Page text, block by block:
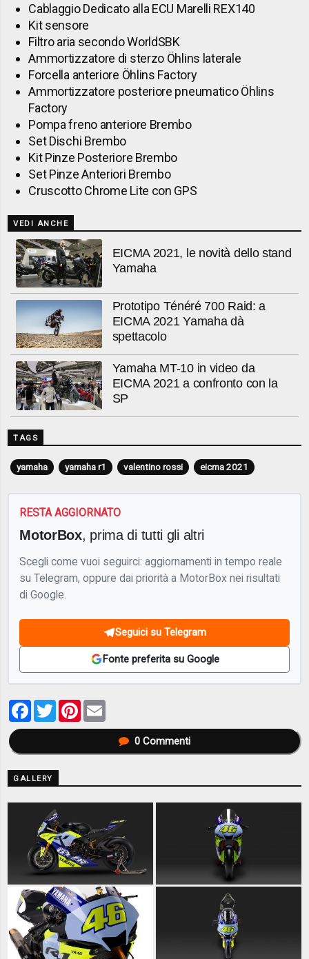
Cablaggio Dedicato alla ECU Marelli REX140
Kit sensore
Filtro aria secondo WorldSBK
Ammortizzatore di sterzo Öhlins laterale
Forcella anteriore Öhlins Factory
Ammortizzatore posteriore pneumatico Öhlins
Factory
Pompa freno anteriore Brembo
Set Dischi Brembo
Kit Pinze Posteriore Brembo
Set Pinze Anteriori Brembo
Cruscotto Chrome Lite con GPS
VEDI ANCHE
EICMA 2021, le novità dello stand
Yamaha
Prototipo Ténéré 700 Raid: a
EICMA 2021 Yamaha dà
spettacolo
Yamaha MT-10 in video da
EICMA 2021 a confronto con la
SP
TAGS
yamaha yamaha r1 valentino rossi eicma 2021
RESTA AGGIORNATO
MotorBox, prima di tutti gli altri
Scegli come vuoi seguirci: aggiornamenti in tempo reale
su Telegram, oppure dai priorità a MotorBox nei risultati
di Google.
Seguici su Telegram
Fonte preferita su Google
Facebook
TwitterPinterest
0Commenti
GALLERY